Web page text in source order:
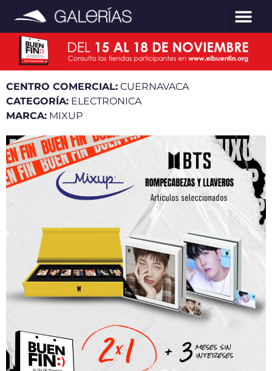
CENTRO COMERCIAL: CUERNAVACA
CATEGORÍA: ELECTRONICA
MARCA: MIXUP